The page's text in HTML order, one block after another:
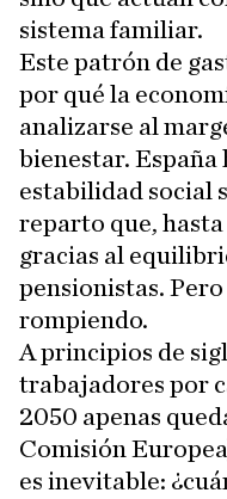
sistema familiar.
Este patrón de
por qué la
analizarse al
bienestar. España
estabilidad social
reparto que,
gracias al
pensionistas.
rompiendo.
A principios de
trabajadores por
2050 apenas
Comisión
es inevitable: